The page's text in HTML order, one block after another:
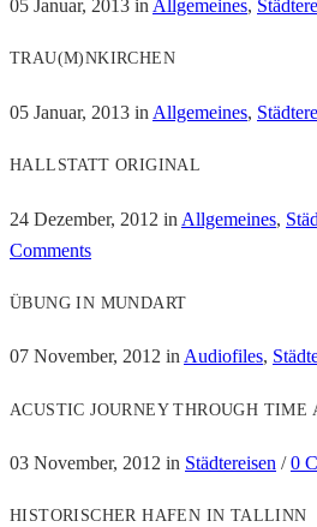
05 Januar, 2013 in Allgemeines,
TRAU(M)NKIRCHEN
05 Januar, 2013 in Allgemeines,
HALLSTATT ORIGINAL
24 Dezember, 2012 in Allgemeines,
Comments
ÜBUNG IN MUNDART
07 November, 2012 in Audiofiles,
ACUSTIC JOURNEY THROUGH TIME
03 November, 2012 in Städtereisen /0
HISTORISCHER HAFEN IN TALLINN